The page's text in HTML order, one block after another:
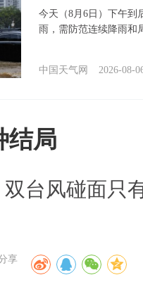
今天（8月6日）下午到
雨，需防范连续降雨和
中国天气网 2026-08-
结局
台风碰面只
享